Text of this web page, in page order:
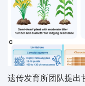
遗传发育所团队提出